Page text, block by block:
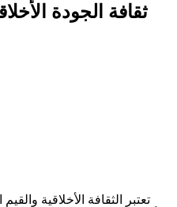
ثقافة الجودة
تعتبر الثقافة الأخلاقية والقيم